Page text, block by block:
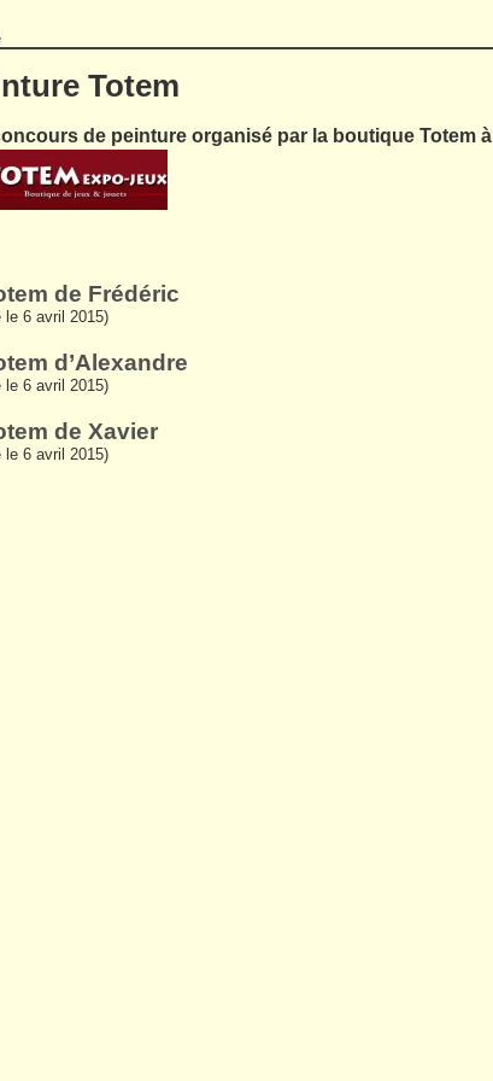
Totem
de peinture organisé par la boutique Totem à
de Frédéric
le 6 avril 2015)
d’Alexandre
le 6 avril 2015)
de Xavier
le 6 avril 2015)